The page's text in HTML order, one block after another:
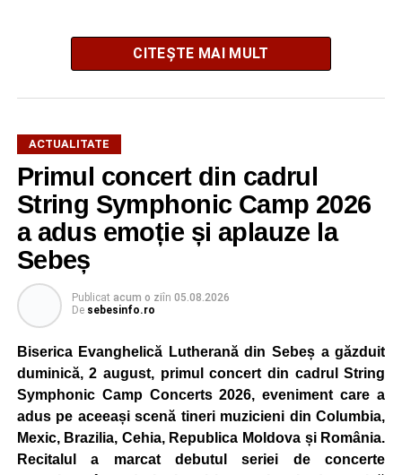
După două ediții organizate în Parcul Arini, competiția se
mută într-un nou decor, oferind participanților ocazia de a
concura într-un cadru natural deosebit. Evenimentul este
destinat copiilor și adolescenților cu vârste cuprinse între
5 și 18 ani, iar participarea este gratuită.
Organizatorii au pregătit trasee adaptate fiecărei categorii
de vârstă, astfel încât competiția să fie accesibilă atât
celor aflați la început de drum, cât și celor cu experiență în
mountain bike. La finalul întrecerii, cei mai bine clasați
concurenți vor fi recompensați cu premii în bani și premii
oferite de partenerii evenimentului.
Înaintea zilei de concurs, participanții își vor putea ridica
CITEȘTE MAI MULT
ACTUALITATE
Primul concert din cadrul
String Symphonic Camp 2026
a adus emoție și aplauze la
Sebeș
Publicat acum o ziîn 05.08.2026
De sebesinfo.ro
Biserica Evanghelică Lutherană din Sebeș a găzduit
duminică, 2 august, primul concert din cadrul String
Symphonic Camp Concerts 2026, eveniment care a
adus pe aceeași scenă tineri muzicieni din Columbia,
Mexic, Brazilia, Cehia, Republica Moldova și România.
Recitalul a marcat debutul seriei de concerte